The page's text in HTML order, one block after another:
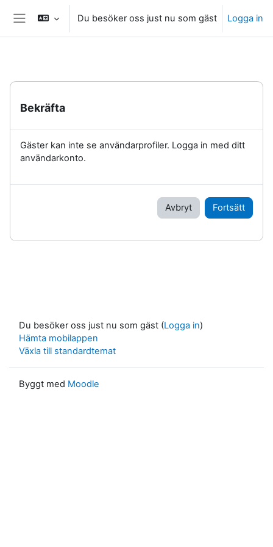
Gå direkt till huvudinnehåll
Du besöker oss just nu som gäst Logga in
Bekräfta
Gäster kan inte se användarprofiler. Logga in med ditt
användarkonto.
Avbryt Fortsätt
Du besöker oss just nu som gäst (Logga in)
Hämta mobilappen
Växla till standardtemat
Byggt med Moodle